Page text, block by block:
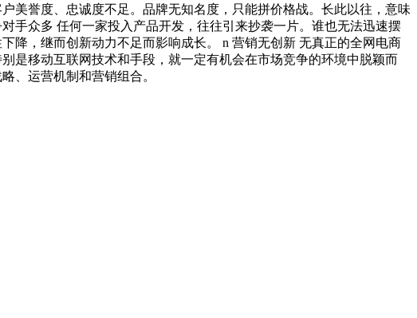
美誉度、忠诚度不足。品牌无知名度，只能拼价格战。长此以往，意味
手众多 任何一家投入产品开发，往往引来抄袭一片。谁也无法迅速摆
降，继而创新动力不足而影响成长。 n 营销无创新 无真正的全网电商
是移动互联网技术和手段，就一定有机会在市场竞争的环境中脱颖而
、运营机制和营销组合。